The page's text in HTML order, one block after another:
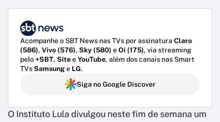
Acompanhe o SBT News nas TVs por assinatura Claro
(586), Vivo (576), Sky (580) eOi (175), via streaming
pelo+SBT, SiteeYouTube, além dos canais nas Smart
TVsSamsunge LG.
Siga no Google Discover
O Instituto Lula divulgou neste fim de semana um